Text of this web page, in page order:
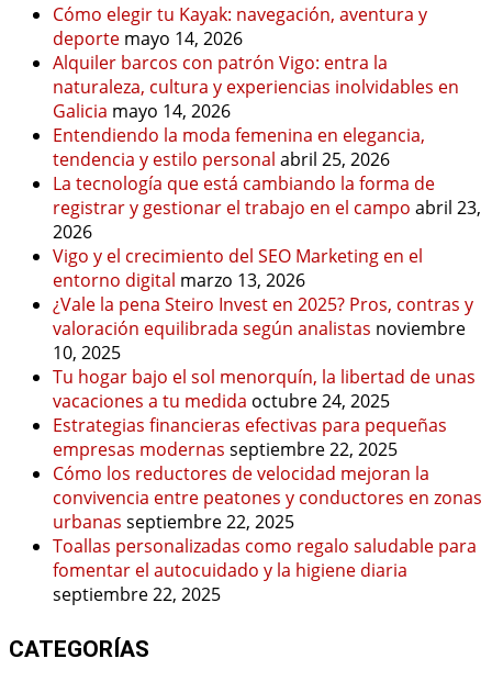
Cómo elegir tu Kayak: navegación, aventura y
deporte mayo 14, 2026
Alquiler barcos con patrón Vigo: entra la
naturaleza, cultura y experiencias inolvidables en
Galicia mayo 14, 2026
Entendiendo la moda femenina en elegancia,
tendencia y estilo personal abril 25, 2026
La tecnología que está cambiando la forma de
registrar y gestionar el trabajo en el campo abril 23,
2026
Vigo y el crecimiento del SEO Marketing en el
entorno digital marzo 13, 2026
¿Vale la pena Steiro Invest en 2025? Pros, contras y
valoración equilibrada según analistas noviembre
10, 2025
Tu hogar bajo el sol menorquín, la libertad de unas
vacaciones a tu medida octubre 24, 2025
Estrategias financieras efectivas para pequeñas
empresas modernas septiembre 22, 2025
Cómo los reductores de velocidad mejoran la
convivencia entre peatones y conductores en zonas
urbanas septiembre 22, 2025
Toallas personalizadas como regalo saludable para
fomentar el autocuidado y la higiene diaria
septiembre 22, 2025
CATEGORÍAS